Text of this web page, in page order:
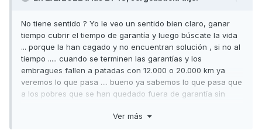
No tiene sentido ? Yo le veo un sentido bien claro, ganar
tiempo cubrir el tiempo de garantía y luego búscate la vida
... porque la han cagado y no encuentran solución , si no al
tiempo ..... cuando se terminen las garantías y los
embragues fallen a patadas con 12.000 o 20.000 km ya
veremos lo que pasa .... bueno ya sabemos lo que pasa que
a los pobres que se han quedado fuera de garantía sin
Ver más